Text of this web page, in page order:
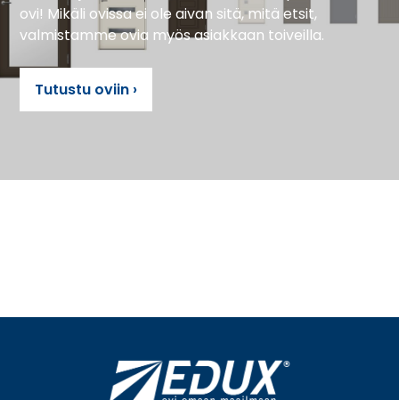
ovi! Mikäli ovissa ei ole aivan sitä, mitä etsit,
valmistamme ovia myös asiakkaan toiveilla.
Tutustu oviin ›